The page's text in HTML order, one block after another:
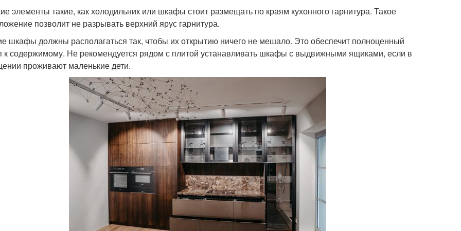
элементы такие, как холодильник или шкафы стоит размещать по краям кухонного гарнитура. Такое
позволит не разрывать верхний ярус гарнитура.
шкафы должны располагаться так, чтобы их открытию ничего не мешало. Это обеспечит полноценный
к содержимому. Не рекомендуется рядом с плитой устанавливать шкафы с выдвижными ящиками, если в
проживают маленькие дети.